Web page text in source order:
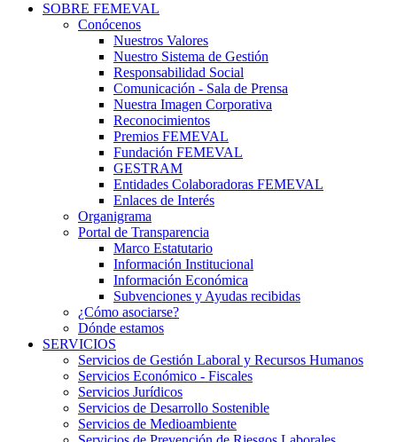
SOBRE FEMEVAL
Conócenos
Nuestros Valores
Nuestro Sistema de Gestión
Responsabilidad Social
Comunicación - Sala de Prensa
Nuestra Imagen Corporativa
Reconocimientos
Premios FEMEVAL
Fundación FEMEVAL
GESTRAM
Entidades Colaboradoras FEMEVAL
Enlaces de Interés
Organigrama
Portal de Transparencia
Marco Estatutario
Información Institucional
Información Económica
Subvenciones y Ayudas recibidas
¿Cómo asociarse?
Dónde estamos
SERVICIOS
Servicios de Gestión Laboral y Recursos Humanos
Servicios Económico - Fiscales
Servicios Jurídicos
Servicios de Desarrollo Sostenible
Servicios de Medioambiente